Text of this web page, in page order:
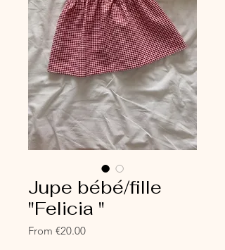
Jupe bébé/fille
"Felicia "
From €20.00Sale